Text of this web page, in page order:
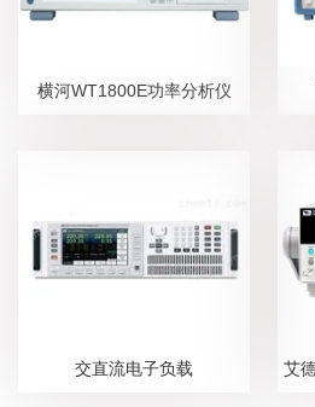
横河WT1800E功率分析仪
交直流电子负载